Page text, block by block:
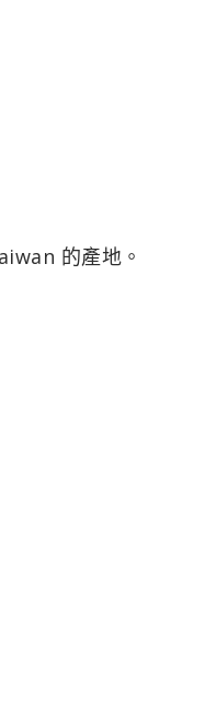
的產地。